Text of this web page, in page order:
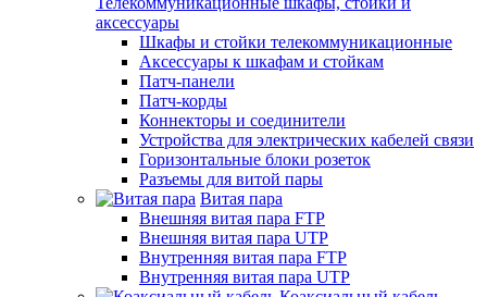
аксессуары
Шкафы и стойки телекоммуникационные
Аксессуары к шкафам и стойкам
Патч-панели
Патч-корды
Коннекторы и соединители
Устройства для электрических кабелей связи
Горизонтальные блоки розеток
Разъемы для витой пары
Витая пара
Внешняя витая пара FTP
Внешняя витая пара UTP
Внутренняя витая пара FTP
Внутренняя витая пара UTP